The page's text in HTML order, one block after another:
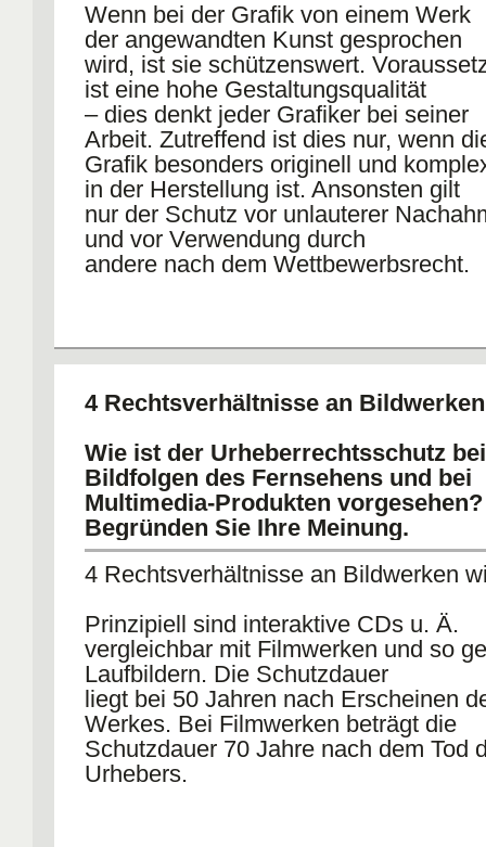
Wenn bei der Grafik von einem Werk
der angewandten Kunst gesprochen
wird, ist sie schützenswert.
ist eine hohe Gestaltungsqualität
– dies denkt jeder Grafiker bei seiner
Arbeit. Zutreffend ist dies nur, wenn
Grafik besonders originell und
in der Herstellung ist. Ansonsten gilt
nur der Schutz vor unlauterer
und vor Verwendung durch
andere nach dem Wettbewerbsrecht.
4 Rechtsverhältnisse an
Wie ist der Urheberrechtsschutz bei
Bildfolgen des Fernsehens und bei
Multimedia-Produkten vorgesehen?
Begründen Sie Ihre Meinung.
4 Rechtsverhältnisse an Bildwerken
Prinzipiell sind interaktive CDs u. Ä.
vergleichbar mit Filmwerken und so
Laufbildern. Die Schutzdauer
liegt bei 50 Jahren nach Erscheinen
Werkes. Bei Filmwerken beträgt die
Schutzdauer 70 Jahre nach dem Tod
Urhebers.